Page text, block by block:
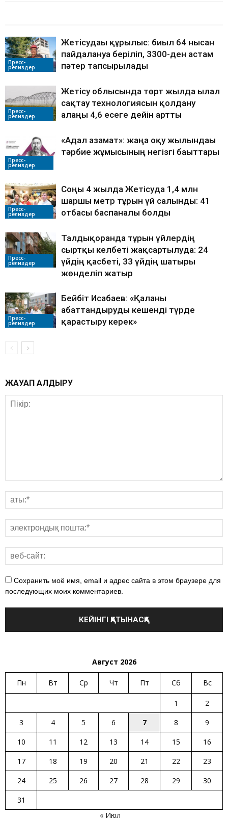
Пресс-
релиздер
Жетісудағы құрылыс: биыл 64 нысан
пайдалануға беріліп, 3300-ден астам
пәтер тапсырылады
Пресс-
релиздер
Жетісу облысында төрт жылда ылғал
сақтау технологиясын қолдану
алаңы 4,6 есеге дейін артты
Пресс-
релиздер
«Адал азамат»: жаңа оқу жылындағы
тәрбие жұмысының негізгі бағыттары
Пресс-
релиздер
Соңғы 4 жылда Жетісуда 1,4 млн
шаршы метр тұрғын үй салынды: 41
отбасы баспаналы болды
Пресс-
релиздер
Талдықорғанда тұрғын үйлердің
сыртқы келбеті жақсартылуда: 24
үйдің қасбеті, 33 үйдің шатыры
жөнделіп жатыр
Пресс-
релиздер
Бейбіт Исабаев: «Қаланы
абаттандыруды кешенді түрде
қарастыру керек»
ЖАУАП ҚАЛДЫРУ
Сохранить моё имя, email и адрес сайта в этом браузере для
последующих моих комментариев.
Август 2026
Пн Вт Ср Чт Пт Сб Вс
1
2
3
4 5 6 7 8
9
10
11 12 13 14 15
16
17
18 19 20 21 22
23
24
25 26 27 28 29
30
31
« Июл